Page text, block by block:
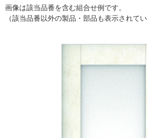
画像は該当品番を含む組合せ例です。
（該当品番以外の製品・部品も表示されてい